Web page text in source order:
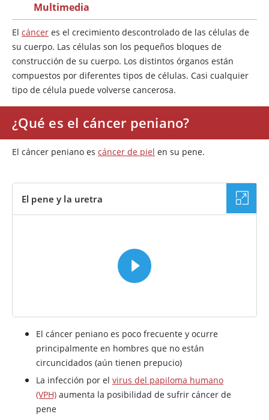
Multimedia
El cáncer es el crecimiento descontrolado de las células de
su cuerpo. Las células son los pequeños bloques de
construcción de su cuerpo. Los distintos órganos están
compuestos por diferentes tipos de células. Casi cualquier
tipo de célula puede volverse cancerosa.
¿Qué es el cáncer peniano?
El cáncer peniano es cáncer de piel en su pene.
El pene y la uretra
El cáncer peniano es poco frecuente y ocurre
principalmente en hombres que no están
circuncidados (aún tienen prepucio)
La infección por el virus del papiloma humano
(VPH) aumenta la posibilidad de sufrir cáncer de
pene